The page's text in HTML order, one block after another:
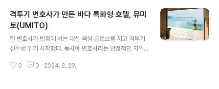
사정이 있어 노동판을 전전하지만 사실은 중동의 부호들과
중국 청유항아리를 거래한다고 했다. 중동 사람이 왜 한국
사람에게 중국 청자를 사느냐고 물으니 “변호사님도 삼채
항아리(三彩)에 관심이 있느냐”고 되묻는다. 듣기만 했다.
욱 자세한 내용을 원하시면 아래 기사를 클릭해 보세요.
격투기 변호사가 만든 바다 특화형 호텔, 유미
토(UMITO)
한 변호사가 법정에 서는 대신 복싱 글로브를 끼고 격투기
선수로 뛰기 시작했다. 동시에 변호사라는 안정적인 지위
다. 그렇게 시작한 부동산 투자는 6년이라는 짧은 시간에
0 0 2024. 2. 29.